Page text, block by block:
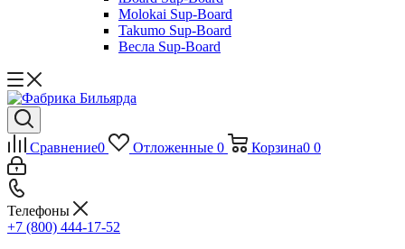
Molokai Sup-Board
Takumo Sup-Board
Весла Sup-Board
Сравнение0 Отложенные 0 Корзина0 0
Телефоны
+7 (800) 444-17-52